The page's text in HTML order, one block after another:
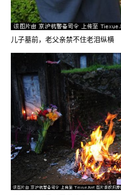
儿子墓前，老父亲禁不住老泪纵横